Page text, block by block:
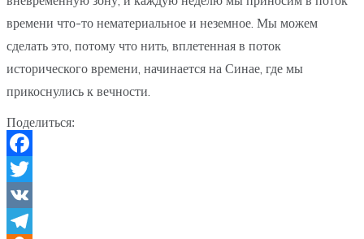
времени что-то нематериальное и неземное. Мы можем
сделать это, потому что нить, вплетенная в поток
исторического времени, начинается на Синае, где мы
прикоснулись к вечности.
Поделиться:
Facebook
Twitter
VK